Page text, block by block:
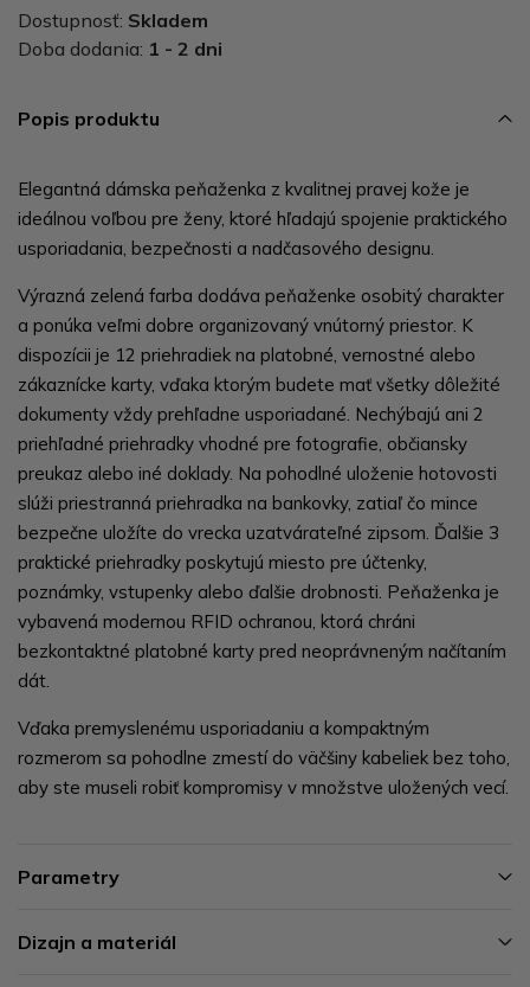
Dostupnosť: Skladem
Doba dodania: 1 - 2 dni
Popis produktu
Elegantná dámska peňaženka z kvalitnej pravej kože je
ideálnou voľbou pre ženy, ktoré hľadajú spojenie praktického
usporiadania, bezpečnosti a nadčasového designu.
Výrazná zelená farba dodáva peňaženke osobitý charakter
a ponúka veľmi dobre organizovaný vnútorný priestor. K
dispozícii je 12 priehradiek na platobné, vernostné alebo
zákaznícke karty, vďaka ktorým budete mať všetky dôležité
dokumenty vždy prehľadne usporiadané. Nechýbajú ani 2
priehľadné priehradky vhodné pre fotografie, občiansky
preukaz alebo iné doklady. Na pohodlné uloženie hotovosti
slúži priestranná priehradka na bankovky, zatiaľ čo mince
bezpečne uložíte do vrecka uzatvárateľné zipsom. Ďalšie 3
praktické priehradky poskytujú miesto pre účtenky,
poznámky, vstupenky alebo ďalšie drobnosti. Peňaženka je
vybavená modernou RFID ochranou, ktorá chráni
bezkontaktné platobné karty pred neoprávneným načítaním
dát.
Vďaka premyslenému usporiadaniu a kompaktným
rozmerom sa pohodlne zmestí do väčšiny kabeliek bez toho,
aby ste museli robiť kompromisy v množstve uložených vecí.
Parametry
Dizajn a materiál